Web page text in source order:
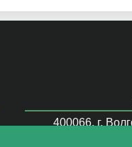
400066, г.